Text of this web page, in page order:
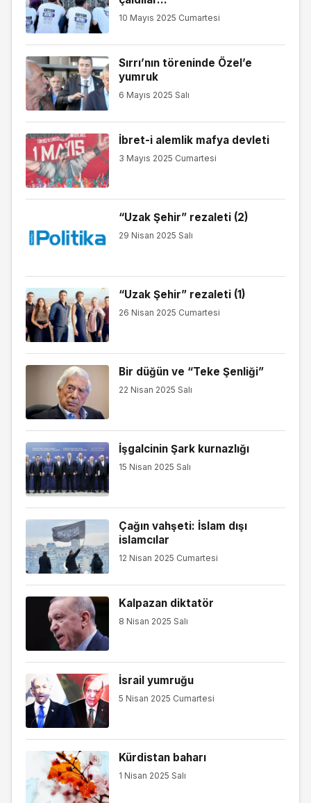
10 Mayıs 2025 Cumartesi
Sırrı’nın töreninde Özel’e
yumruk
6 Mayıs 2025 Salı
İbret-i alemlik mafya devleti
3 Mayıs 2025 Cumartesi
“Uzak Şehir” rezaleti (2)
29 Nisan 2025 Salı
“Uzak Şehir” rezaleti (1)
26 Nisan 2025 Cumartesi
Bir düğün ve “Teke Şenliği”
22 Nisan 2025 Salı
İşgalcinin Şark kurnazlığı
15 Nisan 2025 Salı
Çağın vahşeti: İslam dışı
islamcılar
12 Nisan 2025 Cumartesi
Kalpazan diktatör
8 Nisan 2025 Salı
İsrail yumruğu
5 Nisan 2025 Cumartesi
Kürdistan baharı
1 Nisan 2025 Salı